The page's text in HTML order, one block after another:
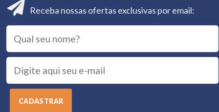
Receba nossas ofertas exclusivas por email: